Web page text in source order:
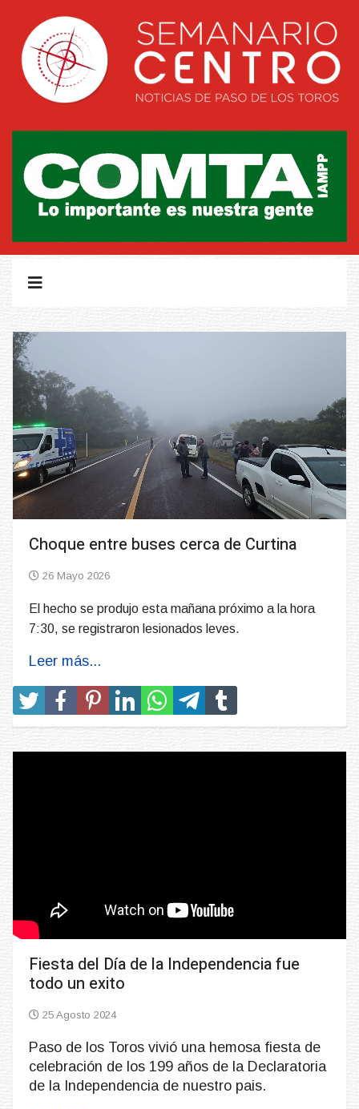
Choque entre buses cerca de Curtina
26 Mayo 2026
El hecho se produjo esta mañana próximo a la hora
7:30, se registraron lesionados leves.
Leer más...
Fiesta del Día de la Independencia fue
todo un exito
25 Agosto 2024
Paso de los Toros vivió una hemosa fiesta de
celebración de los 199 años de la Declaratoria
de la Independencia de nuestro pais.